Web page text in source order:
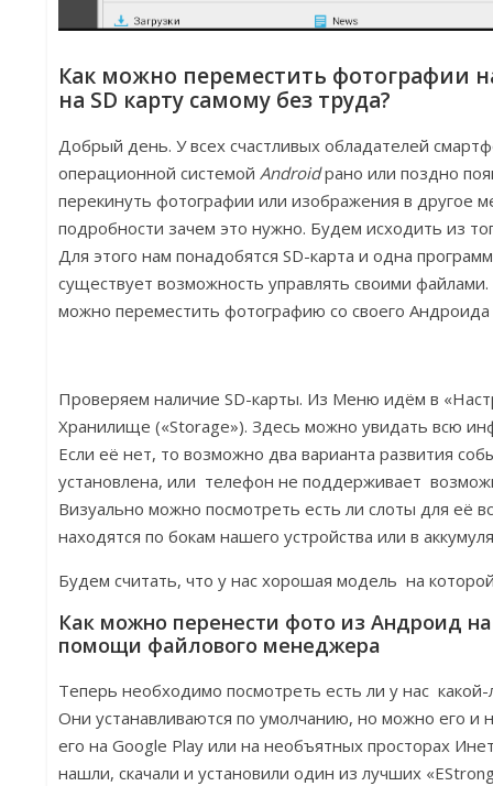
Как можно переместить фотографии
на SD карту самому без труда?
Добрый день. У всех счастливых обладателей
операционной системойAndroidрано или поздно
перекинуть фотографии или изображения в другое
подробности зачем это нужно. Будем исходить из
Для этого нам понадобятся SD-карта и одна
существует возможность управлять своими
можно переместить фотографию со своего Андроида
Проверяем наличие SD-карты. Из Меню идём в
Хранилище («Storage»). Здесь можно увидать всю
Если её нет, то возможно два варианта развития
установлена, или телефон не поддерживает
Визуально можно посмотреть есть ли слоты для её
находятся по бокам нашего устройства или в
Будем считать, что у нас хорошая модель на
Как можно перенести фото из Андроид
помощи файлового менеджера
Теперь необходимо посмотреть есть ли у нас
Они устанавливаются по умолчанию, но можно его и
его на Google Play или на необъятных просторах
нашли, скачали и установили один из лучших